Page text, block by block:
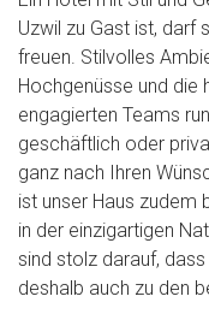
Uzwil zu Gast ist, darf
freuen. Stilvolles
Hochgenüsse und die
engagierten Teams
geschäftlich oder
ganz nach Ihren
ist unser Haus zudem
in der einzigartigen
sind stolz darauf,
deshalb auch zu den